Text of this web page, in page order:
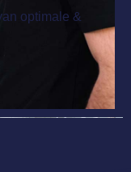
optimale &